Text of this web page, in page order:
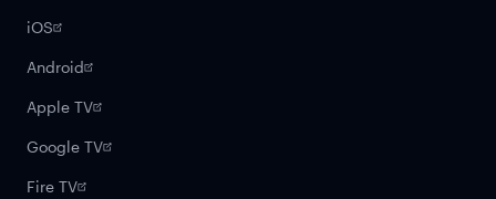
iOS
Android
Apple TV
Google TV
Fire TV